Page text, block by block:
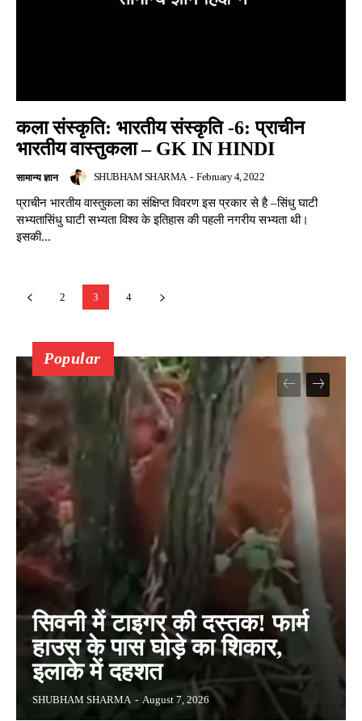
कला संस्कृति: भारतीय संस्कृति -6: प्राचीन
भारतीय वास्तुकला – GK IN HINDI
सामान्य ज्ञान SHUBHAM SHARMA - February 4, 2022
प्राचीन भारतीय वास्तुकला का संक्षिप्त विवरण इस प्रकार से है –सिंधु घाटी
सभ्यतासिंधु घाटी सभ्यता विश्व के इतिहास की पहली नगरीय सभ्यता थी।
इसकी...
2 3 4
Popular
सिवनी में टाइगर की दस्तक! फार्म
हाउस के पास घोड़े का शिकार,
इलाके में दहशत
SHUBHAM SHARMA - August 7, 2026